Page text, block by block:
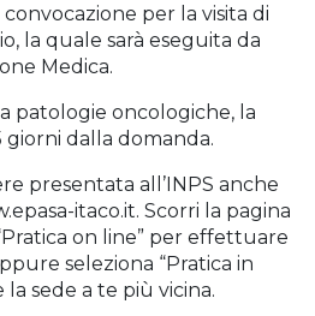
per la visita di
la quale sarà eseguita da
Medica.
patologie oncologiche, la
giorni dalla domanda.
presentata all’INPS anche
itaco.it. Scorri la pagina
on line” per effettuare
seleziona “Pratica in
sede a te più vicina.